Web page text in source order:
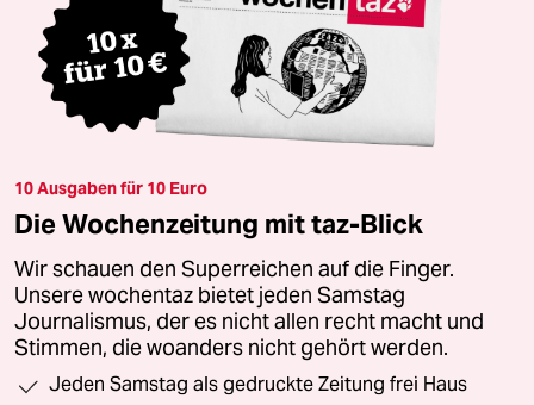
10 Ausgaben für 10 Euro
Die Wochenzeitung mit taz-Blick
Wir schauen den Superreichen auf die Finger.
Unsere wochentaz bietet jeden Samstag
Journalismus, der es nicht allen recht macht und
Stimmen, die woanders nicht gehört werden.
Jeden Samstag als gedruckte Zeitung frei Haus